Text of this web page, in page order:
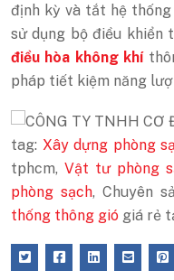
định kỳ và tắt hệ thống
sử dụng bộ điều khiển
điều hòa không khí
pháp tiết kiệm năng
tag: Xây dựng phòng
tphcm, Vật tư phòng
phòng sạch, Chuyên
thống thông gió giá rẻ